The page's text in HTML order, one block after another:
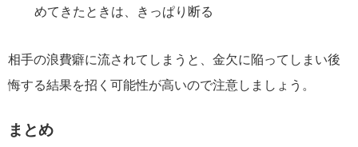
めてきたときは、きっぱり断る
相手の浪費癖に流されてしまうと、金欠に陥ってしまい後
悔する結果を招く可能性が高いので注意しましょう。
まとめ